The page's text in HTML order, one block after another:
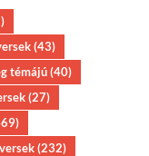
(43)
témájú(40)
(27)
(232)